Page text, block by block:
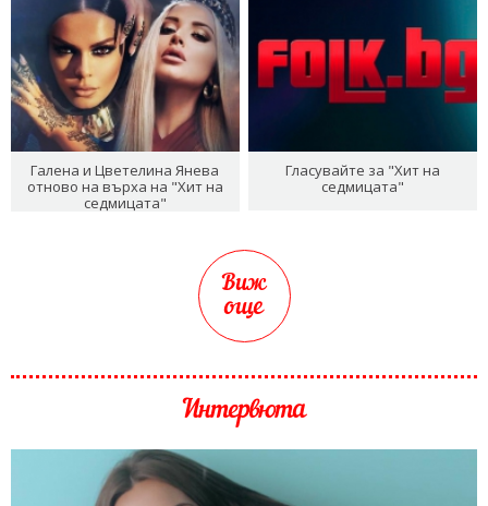
Галена и Цветелина Янева
отново на върха на "Хит на
седмицата"
Гласувайте за "Хит на
седмицата"
Виж
още
Интервюта